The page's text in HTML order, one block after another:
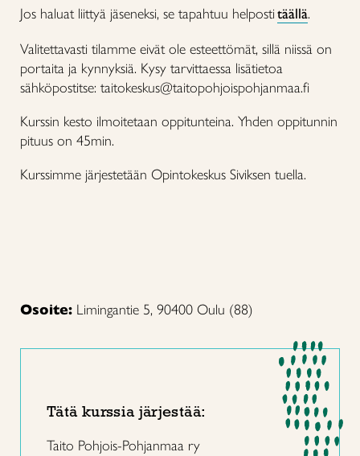
Jos haluat liittyä jäseneksi, se tapahtuu helpostitäällä.
Valitettavasti tilamme eivät ole esteettömät, sillä niissä on
portaita ja kynnyksiä. Kysy tarvittaessa lisätietoa
sähköpostitse: taitokeskus@taitopohjoispohjanmaa.fi
Kurssin kesto ilmoitetaan oppitunteina. Yhden oppitunnin
pituus on 45min.
Kurssimme järjestetään Opintokeskus Siviksen tuella.
Osoite: Limingantie 5, 90400 Oulu (88)
Tätä kurssia järjestää:
Taito Pohjois-Pohjanmaa ry